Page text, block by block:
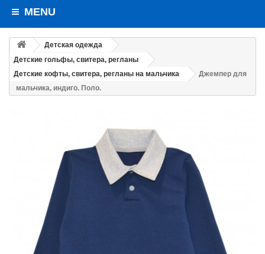
MENU
Детская одежда
Детские гольфы, свитера, регланы
Детские кофты, свитера, регланы на мальчика
Джемпер для
мальчика, индиго. Поло.